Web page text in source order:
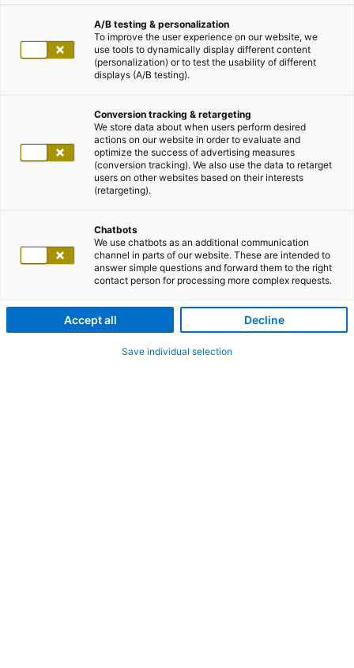
A/B testing & personalization
To improve the user experience on our website, we
use tools to dynamically display different content
(personalization) or to test the usability of different
displays (A/B testing).
Conversion tracking & retargeting
We store data about when users perform desired
actions on our website in order to evaluate and
optimize the success of advertising measures
(conversion tracking). We also use the data to retarget
users on other websites based on their interests
(retargeting).
Chatbots
We use chatbots as an additional communication
channel in parts of our website. These are intended to
answer simple questions and forward them to the right
contact person for processing more complex requests.
Accept all Decline
Save individual selection